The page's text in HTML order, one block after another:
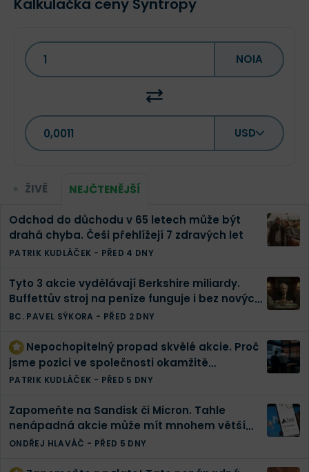
Kalkulačka ceny Syntropy
NOIA
USD
ŽIVĚ NEJČTENĚJŠÍ
Odchod do důchodu v 65 letech může být
drahá chyba. Češi přehlížejí 7 zdravých let
PATRIK KUDLÁČEK - PŘED 4 DNY
Tyto 3 akcie vydělávají Berkshire miliardy.
Buffettův stroj na peníze funguje i bez nových
investic
BC. PAVEL SÝKORA - PŘED 2 DNY
Nepochopitelný propad skvělé akcie. Proč
jsme pozici ve společnosti okamžitě
zdvojnásobili | Finex akciové portfolio
PATRIK KUDLÁČEK - PŘED 5 DNY
Zapomeňte na Sandisk či Micron. Tahle
nenápadná akcie může mít mnohem větší
potenciál
ONDŘEJ HLAVÁČ - PŘED 5 DNY